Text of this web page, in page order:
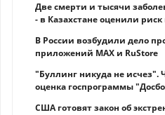
Две смерти и тысячи
- в Казахстане оценили
В России возбудили дело
приложений MAX и RuStore
"Буллинг никуда не исчез".
оценка госпрограммы
США готовят закон об